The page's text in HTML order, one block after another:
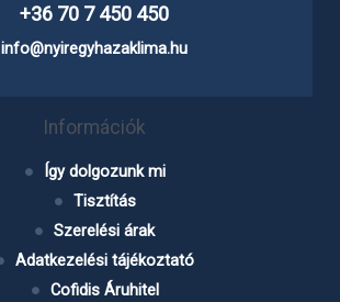
+36 70 7 450 450
info@nyiregyhazaklima.hu
Információk
Így dolgozunk mi
Tisztítás
Szerelési árak
Adatkezelési tájékoztató
Cofidis Áruhitel